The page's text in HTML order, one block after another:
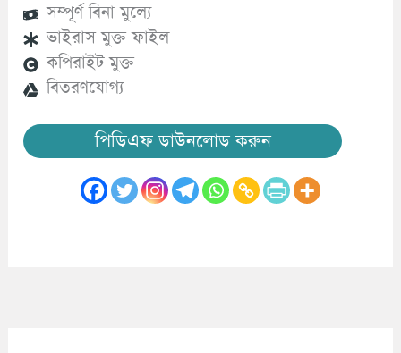
সম্পূর্ণ বিনা মুল্যে
ভাইরাস মুক্ত ফাইল
কপিরাইট মুক্ত
বিতরণযোগ্য
পিডিএফ ডাউনলোড করুন